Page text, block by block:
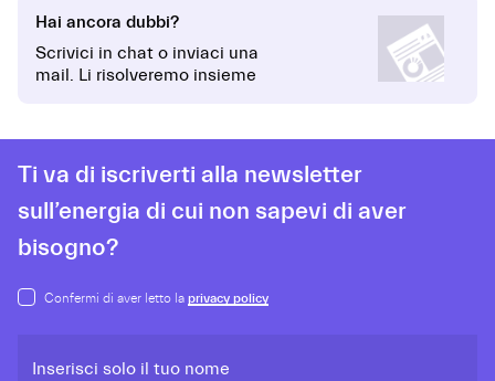
Hai ancora dubbi?
Scrivici in chat o inviaci una
mail. Li risolveremo insieme
Ti va di iscriverti alla newsletter
sull’energia di cui non sapevi di aver
bisogno?
Confermi di aver letto la privacy policy
Inserisci solo il tuo nome